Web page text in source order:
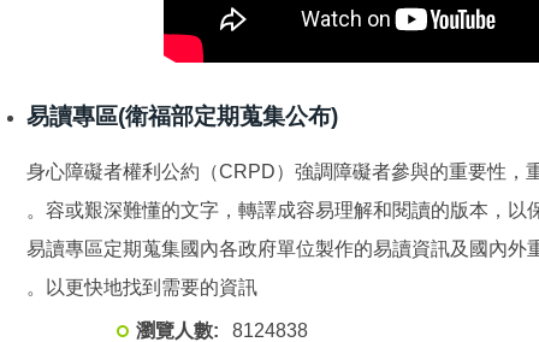
易讀專區(衛福部定期蒐集公布)
身心障礙者權利公約（CRPD）強調障礙者參與的重要性，
容或艱深難懂的文字，轉譯成容易理解和閱讀的版本，以
易讀專區定期蒐集國內各政府單位製作的易讀資訊及國內
以更快地找到需要的資訊。
8124838